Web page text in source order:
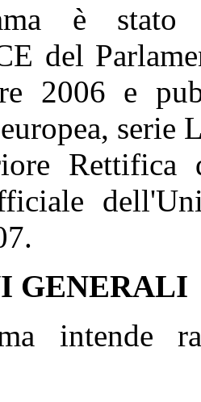
è stato
del
2006 e
serie
Rettifica
GENERALI
intende